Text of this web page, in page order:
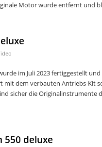
Motor wurde entfernt und
im Juli 2023 fertiggestellt
mit dem verbauten Antriebs-Kit
sicher die
550 deluxe